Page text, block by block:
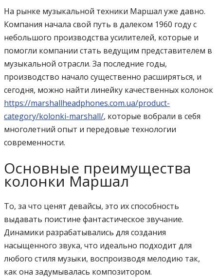
На рынке музыкальной техники Маршал уже давно.
Компания начала свой путь в далеком 1960 году с
небольшого производства усилителей, которые и
помогли компании стать ведущим представителем в
музыкальной отрасли. За последние годы,
производство начало существенно расширяться, и
сегодня, можно найти линейку качественных колонок
https://marshallheadphones.com.ua/product-
category/kolonki-marshall/, которые вобрали в себя
многолетний опыт и передовые технологии
современности.
Основные преимущества
колонки Маршал
То, за что ценят девайсы, это их способность
выдавать поистине фантастическое звучание.
Динамики разрабатывались для создания
насыщенного звука, что идеально подходит для
любого стиля музыки, воспроизводя мелодию так,
как она задумывалась композитором.